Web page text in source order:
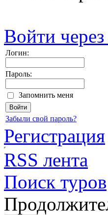
Войти
Логин:
Пароль:
Запомнить меня
Забыли свой пароль?
Регистрация
RSS лента
Поиск туров